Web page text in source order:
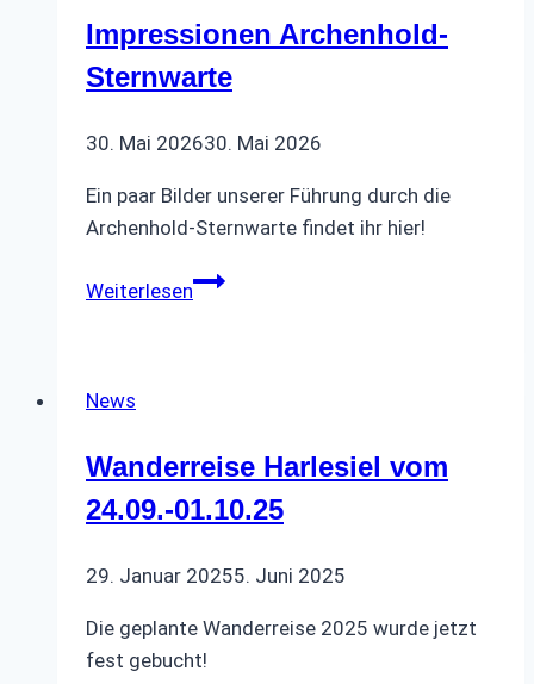
Impressionen Archenhold-
Sternwarte
30. Mai 202630. Mai 2026
Ein paar Bilder unserer Führung durch die
Archenhold-Sternwarte findet ihr hier!
WeiterlesenImpressionen
News
Wanderreise Harlesiel vom
24.09.-01.10.25
29. Januar 20255. Juni 2025
Die geplante Wanderreise 2025 wurde jetzt
fest gebucht!